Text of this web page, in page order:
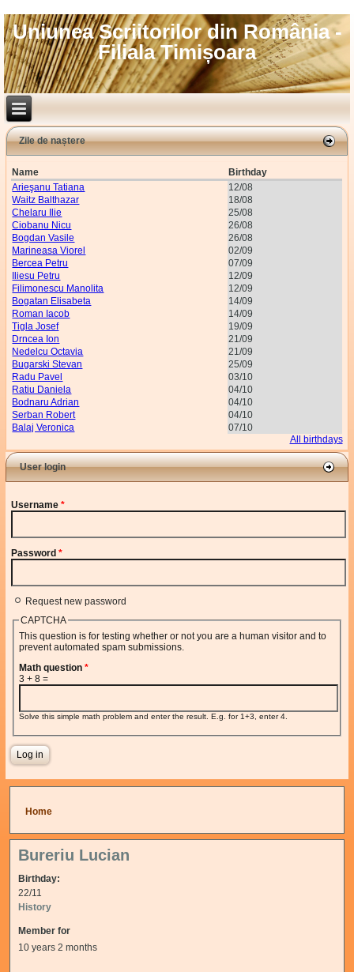
Uniunea Scriitorilor din România -
Filiala Timișoara
Zile de naștere
Name
Birthday
Arieşanu Tatiana
12/08
Waitz Balthazar
18/08
Chelaru Ilie
25/08
Ciobanu Nicu
26/08
Bogdan Vasile
26/08
Marineasa Viorel
02/09
Bercea Petru
07/09
Iliesu Petru
12/09
Filimonescu Manolita
12/09
Bogatan Elisabeta
14/09
Roman Iacob
14/09
Tigla Josef
19/09
Drncea Ion
21/09
Nedelcu Octavia
21/09
Bugarski Stevan
25/09
Radu Pavel
03/10
Ratiu Daniela
04/10
Bodnaru Adrian
04/10
Serban Robert
04/10
Balaj Veronica
07/10
All birthdays
User login
Username*
Password*
Request new password
CAPTCHA
This question is for testing whether or not you are a human visitor and to
prevent automated spam submissions.
Math question*
3 + 8 =
Solve this simple math problem and enter the result. E.g. for 1+3, enter 4.
You are here
Home
Bureriu Lucian
Birthday:
22/11
History
Member for
10 years 2 months